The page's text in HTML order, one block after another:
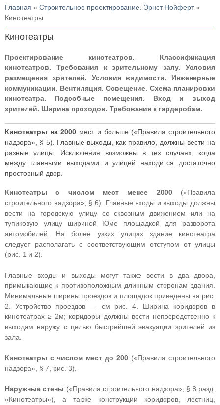
Вы здесь
Главная » Строительное проектирование. Эрнст Нойферт»
Кинотеатры
Кинотеатры
Проектирование кинотеатров. Классификация
кинотеатров. Требования к зрительному залу. Условия
размещения зрителей. Условия видимости. Инженерные
коммуникации. Вентиляция. Освещение. Схема планировки
кинотеатра. Подсобные помещения. Вход и выход
зрителей. Ширина проходов. Требования к гардеробам.
Кинотеатры на 2000 мест и больше («Правила строительного
надзора», § 5). Главные выходы, как правило, должны вести на
разные улицы. Исключения возможны в тех случаях, когда
между главными выходами и улицей находится достаточно
просторный двор.
Кинотеатры с числом мест менее 2000(«Правила
строительного надзора», § 6). Главные входы и выходы должны
вести на городскую улицу со сквозным движением или на
тупиковую улицу шириной Юме площадкой для разворота
автомобилей. На более узких улицах здание кинотеатра
следует располагать с соответствующим отступом от улицы
(рис. 1 и 2).
Главные входы и выходы могут также вести в два двора,
примыкающие к противоположным длинным сторонам здания.
Минимальные ширины проездов и площадок приведены на рис.
2. Устройство проездов — см рис. 4. Ширина коридоров в
кинотеатрах ≥ 2м; коридоры должны вести непосредственно к
выходам наружу с целью быстрейшей эвакуации зрителей из
зала.
Кинотеатры с числом мест до 200 («Правила строительного
надзора», § 7, рис. 3).
Наружные стены («Правила строительного надзора», § 8 разд.
«Кинотеатры»), а также конструкции коридоров, лестниц,